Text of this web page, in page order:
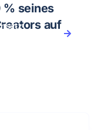
% seines
auf